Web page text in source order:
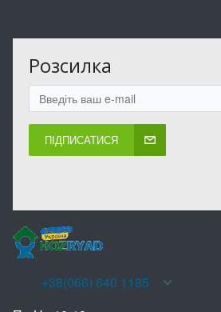
Розсилка
ПІДПИСАТИСЯ
+38(066) 640 1185